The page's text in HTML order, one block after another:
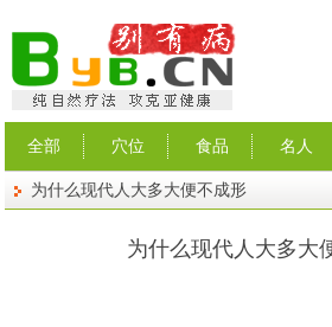
全部 穴位 食品 名人
为什么现代人大多大便不成形
为什么现代人大多大